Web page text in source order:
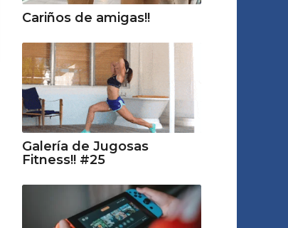
Cariños de amigas!!
Galería de Jugosas
Fitness!! #25